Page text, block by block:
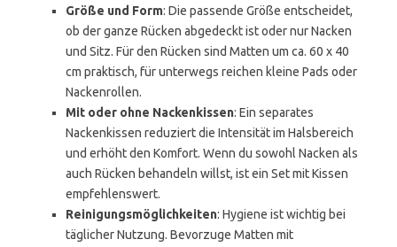
Größe und Form: Die passende Größe entscheidet,
ob der ganze Rücken abgedeckt ist oder nur Nacken
und Sitz. Für den Rücken sind Matten um ca. 60 x 40
cm praktisch, für unterwegs reichen kleine Pads oder
Nackenrollen.
Mit oder ohne Nackenkissen: Ein separates
Nackenkissen reduziert die Intensität im Halsbereich
und erhöht den Komfort. Wenn du sowohl Nacken als
auch Rücken behandeln willst, ist ein Set mit Kissen
empfehlenswert.
Reinigungsmöglichkeiten: Hygiene ist wichtig bei
täglicher Nutzung. Bevorzuge Matten mit